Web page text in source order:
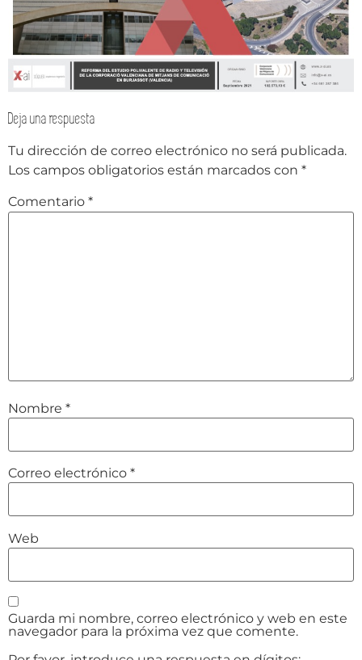
Deja una respuesta
Tu dirección de correo electrónico no será publicada.
Los campos obligatorios están marcados con *
Comentario *
Nombre *
Correo electrónico *
Web
Guarda mi nombre, correo electrónico y web en este
navegador para la próxima vez que comente.